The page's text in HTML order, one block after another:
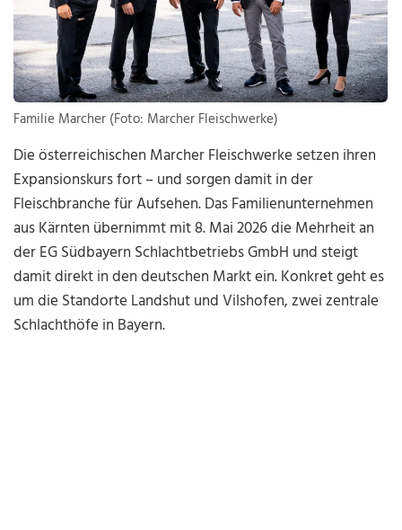
Familie Marcher (Foto: Marcher Fleischwerke)
Die österreichischen Marcher Fleischwerke setzen ihren
Expansionskurs fort – und sorgen damit in der
Fleischbranche für Aufsehen. Das Familienunternehmen
aus Kärnten übernimmt mit 8. Mai 2026 die Mehrheit an
der EG Südbayern Schlachtbetriebs GmbH und steigt
damit direkt in den deutschen Markt ein. Konkret geht es
um die Standorte Landshut und Vilshofen, zwei zentrale
Schlachthöfe in Bayern.